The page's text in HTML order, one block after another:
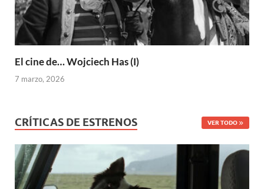
El cine de… Wojciech Has (I)
7 marzo, 2026
CRÍTICAS DE ESTRENOS VER TODO